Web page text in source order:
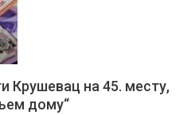
Крушевац на 45. месту,
дому“